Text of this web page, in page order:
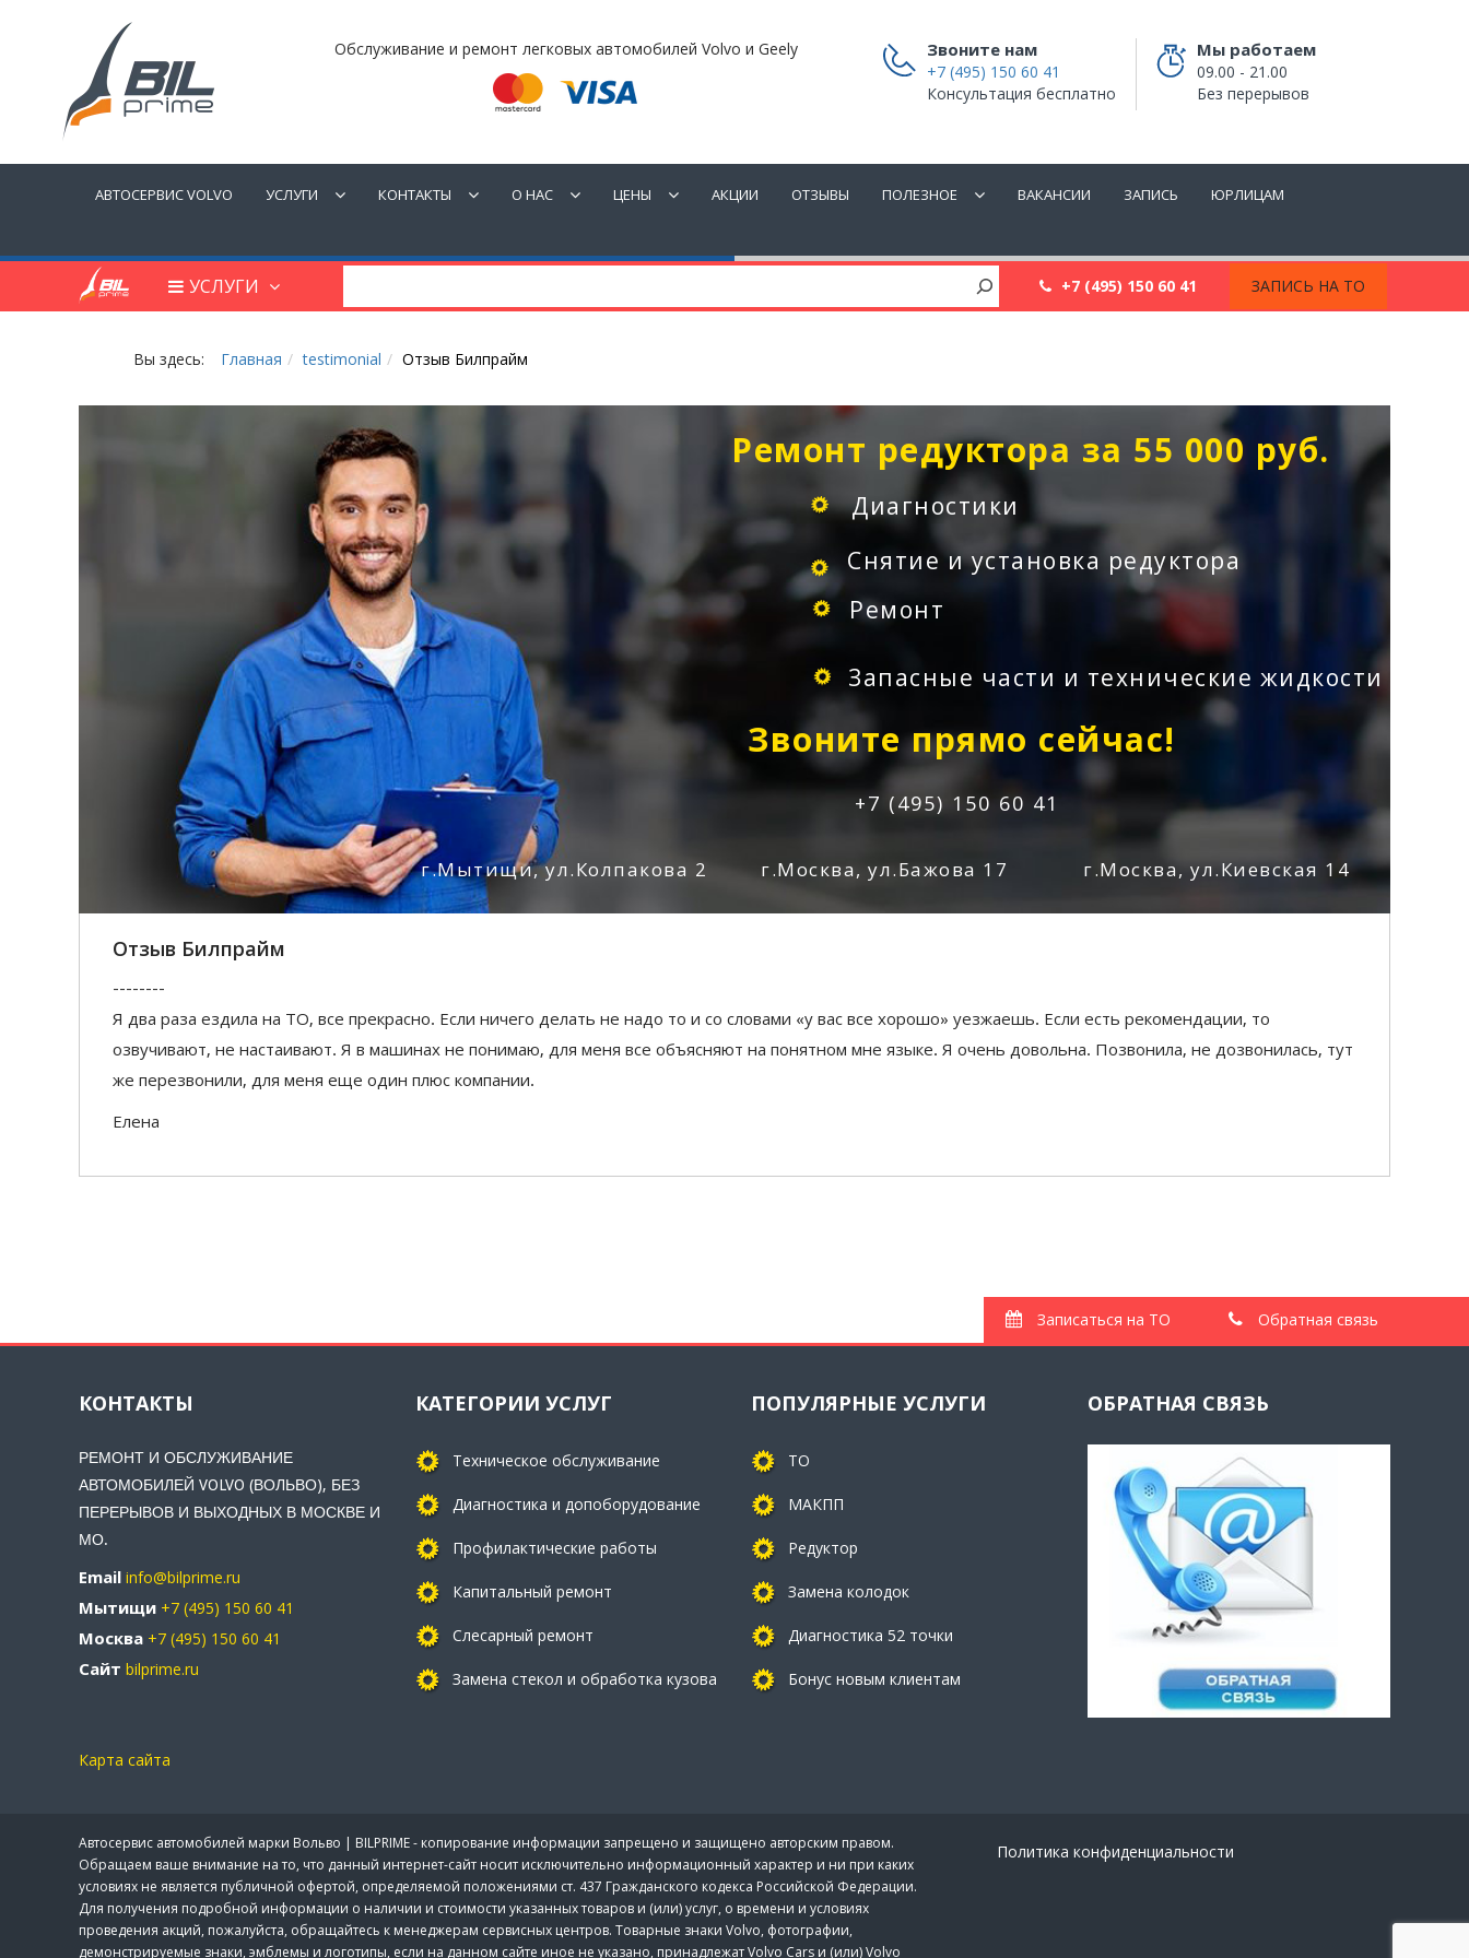
Обслуживание и ремонт легковых автомобилей Volvo и Geely Звоните нам
+7 (495) 150 60 41
Консультация бесплатно
Мы работаем
09.00 - 21.00
Без перерывов
АВТОСЕРВИС VOLVO УСЛУГИ КОНТАКТЫ О НАС ЦЕНЫ АКЦИИ ОТЗЫВЫ ПОЛЕЗНОЕ ВАКАНСИИ ЗАПИСЬ ЮРЛИЦАМ
УСЛУГИ +7 (495) 150 60 41 ЗАПИСЬ НА ТО
Вы здесь: Главная testimonial Отзыв Билпрайм
Ремонт редуктора за 55 000 руб.
Диагностики
Снятие и установка редуктора
Ремонт
Запасные части и технические жидкости
г.Москва, ул.Бажова 17
Звоните прямо сейчас!
+7 (495) 150 60 41
г.Мытищи, ул.Колпакова 2 г.Москва, ул.Киевская 14
Отзыв Билпрайм
--------
Я два раза ездила на ТО, все прекрасно. Если ничего делать не надо то и со словами «у вас все хорошо» уезжаешь. Если есть рекомендации, то
озвучивают, не настаивают. Я в машинах не понимаю, для меня все объясняют на понятном мне языке. Я очень довольна. Позвонила, не дозвонилась, тут
же перезвонили, для меня еще один плюс компании.
Елена
Записаться на ТО Обратная связь
КОНТАКТЫ
РЕМОНТ И ОБСЛУЖИВАНИЕ
АВТОМОБИЛЕЙ VOLVO (ВОЛЬВО), БЕЗ
ПЕРЕРЫВОВ И ВЫХОДНЫХ В МОСКВЕ И
МО.
Email info@bilprime.ru
Мытищи +7 (495) 150 60 41
Москва +7 (495) 150 60 41
Сайт bilprime.ru
КАТЕГОРИИ УСЛУГ
Техническое обслуживание
Диагностика и допоборудование
Профилактические работы
Капитальный ремонт
Слесарный ремонт
Замена стекол и обработка кузова
ПОПУЛЯРНЫЕ УСЛУГИ
ТО
МАКПП
Редуктор
Замена колодок
Диагностика 52 точки
Бонус новым клиентам
ОБРАТНАЯ СВЯЗЬ
Карта сайта
Автосервис автомобилей марки Вольво | BILPRIME - копирование информации запрещено и защищено авторским правом.
Обращаем ваше внимание на то, что данный интернет-сайт носит исключительно информационный характер и ни при каких
условиях не является публичной офертой, определяемой положениями ст. 437 Гражданского кодекса Российской Федерации.
Для получения подробной информации о наличии и стоимости указанных товаров и (или) услуг, о времени и условиях
проведения акций, пожалуйста, обращайтесь к менеджерам сервисных центров. Товарные знаки Volvo, фотографии,
демонстрируемые знаки, эмблемы и логотипы, если на данном сайте иное не указано, принадлежат Volvo Cars и (или) Volvo
Политика конфиденциальности